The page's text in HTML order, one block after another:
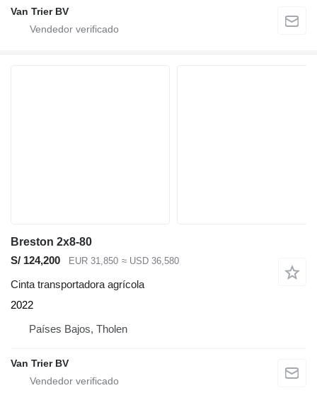
Van Trier BV
Breston 2x8-80
S/ 124,200
EUR 31,850 ≈ USD 36,580
Cinta transportadora agrícola
2022
Países Bajos, Tholen
Van Trier BV